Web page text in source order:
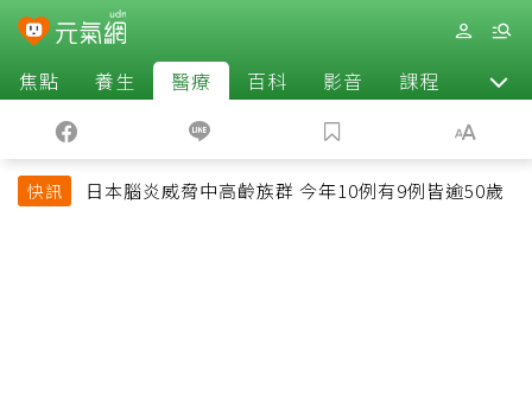
焦點 養生 醫療 百科 影音 課程 退休
快訊 日本腦炎威脅中高齡族群 今年10例有9例皆逾50歲